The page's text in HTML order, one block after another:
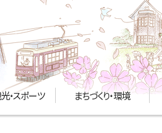
・スポーツ まちづくり・環境